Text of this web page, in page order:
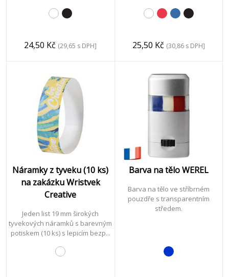
24,50 Kč (29,65 s DPH] 25,50 Kč (30,86 s DPH]
Náramky z tyveku (10 ks)
na zakázku Wristvek
Creative
Jeden list 19 mm širokých
tyvekových náramků s barevným
potiskem (10 ks) s lepicím bezp...
Barva na tělo WEREL
Barva na tělo ve stříbrném
pouzdře s transparentním
středem.